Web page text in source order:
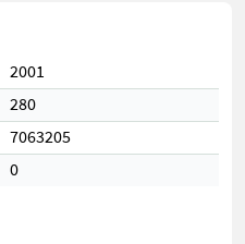
2001
280
7063205
0